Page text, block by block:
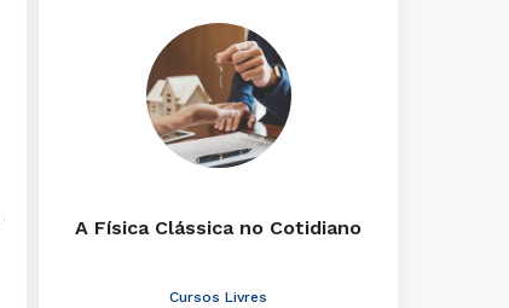
A Física Clássica no Cotidiano
Cursos Livres